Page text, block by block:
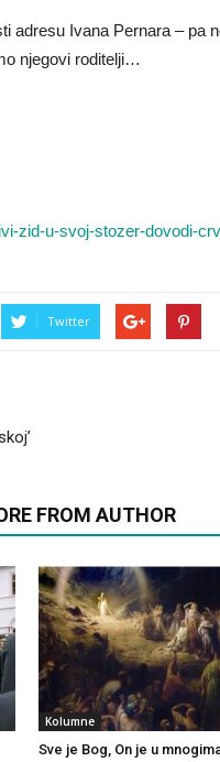
adresu Ivana Pernara – pa
njegovi roditelji…
zid-u-svoj-stozer-dovodi-
Twitter
FROM AUTHOR
Kolumne
Sve je Bog, On je u